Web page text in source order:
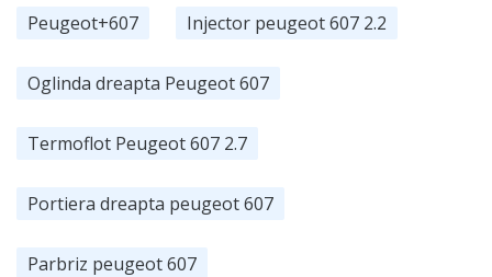
Peugeot+607 Injector peugeot 607 2.2
Oglinda dreapta Peugeot 607
Termoflot Peugeot 607 2.7
Portiera dreapta peugeot 607
Parbriz peugeot 607